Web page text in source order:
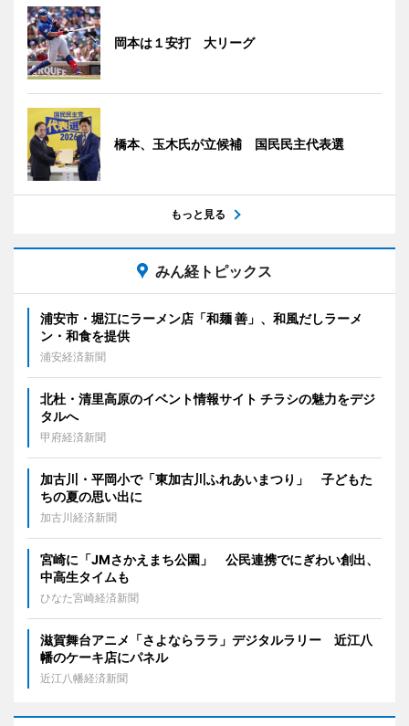
岡本は１安打 大リーグ
橋本、玉木氏が立候補 国民民主代表選
もっと見る
みん経トピックス
浦安市・堀江にラーメン店「和麺 善」、和風だしラーメ
ン・和食を提供
浦安経済新聞
北杜・清里高原のイベント情報サイト チラシの魅力をデジ
タルへ
甲府経済新聞
加古川・平岡小で「東加古川ふれあいまつり」 子どもた
ちの夏の思い出に
加古川経済新聞
宮崎に「JMさかえまち公園」 公民連携でにぎわい創出、
中高生タイムも
ひなた宮崎経済新聞
滋賀舞台アニメ「さよならララ」デジタルラリー 近江八
幡のケーキ店にパネル
近江八幡経済新聞